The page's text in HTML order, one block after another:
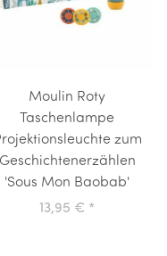
Moulin Roty
Taschenlampe
zum
Geschichtenerzählen
'Sous Mon Baobab'
13,95 € *